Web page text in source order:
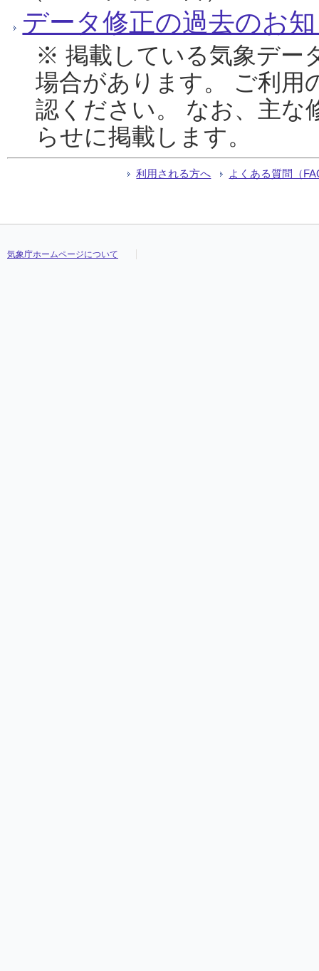
データ修正の過去のお
※ 掲載している気象デー
場合があります。 ご利用
認ください。 なお、主な
らせに掲載します。
利用される方へ よくある質問（
気象庁ホームページについて